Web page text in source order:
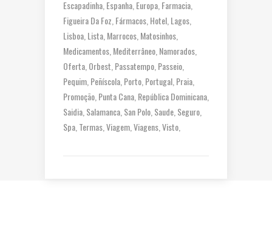
Escapadinha Espanha Europa Farmacia
Figueira Da Foz Fármacos Hotel Lagos
Lisboa Lista Marrocos Matosinhos
Medicamentos Mediterrâneo Namorados
Oferta Orbest Passatempo Passeio
Pequim Peñíscola Porto Portugal Praia
Promoção Punta Cana República Dominicana
Saidia Salamanca San Polo Saude Seguro
Spa Termas Viagem Viagens Visto